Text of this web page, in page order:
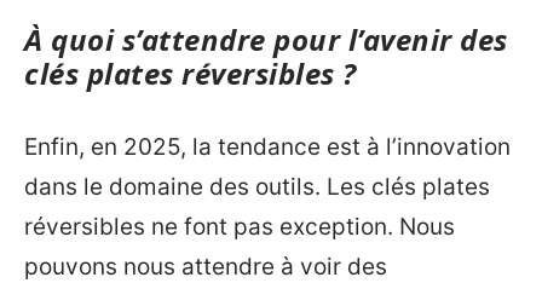
À quoi s’attendre pour l’avenir des
clés plates réversibles ?
Enfin, en 2025, la tendance est à l’innovation
dans le domaine des outils. Les clés plates
réversibles ne font pas exception. Nous
pouvons nous attendre à voir des